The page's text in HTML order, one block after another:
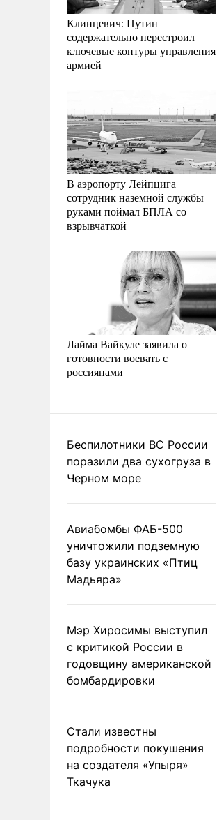
Клинцевич: Путин
содержательно перестроил
ключевые контуры управления
армией
В аэропорту Лейпцига
сотрудник наземной службы
руками поймал БПЛА со
взрывчаткой
Лайма Вайкуле заявила о
готовности воевать с
россиянами
Беспилотники ВС России
поразили два сухогруза в
Черном море
Авиабомбы ФАБ-500
уничтожили подземную
базу украинских «Птиц
Мадьяра»
Мэр Хиросимы выступил
с критикой России в
годовщину американской
бомбардировки
Стали известны
подробности покушения
на создателя «Упыря»
Ткачука